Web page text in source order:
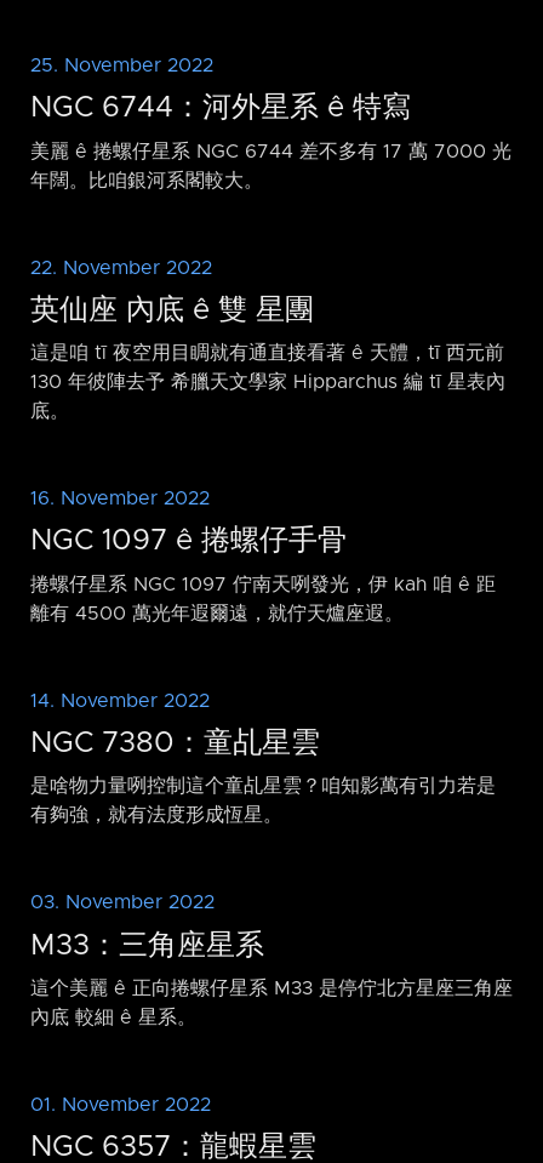
25. November 2022
NGC 6744：河外星系 ê 特寫
美麗 ê 捲螺仔星系 NGC 6744 差不多有 17 萬 7000 光
年闊。比咱銀河系閣較大。
22. November 2022
英仙座 內底 ê 雙 星團
這是咱 tī 夜空用目睭就有通直接看著 ê 天體，tī 西元前
130 年彼陣去予 希臘天文學家 Hipparchus 編 tī 星表內
底。
16. November 2022
NGC 1097 ê 捲螺仔手骨
捲螺仔星系 NGC 1097 佇南天咧發光，伊 kah 咱 ê 距
離有 4500 萬光年遐爾遠，就佇天爐座遐。
14. November 2022
NGC 7380：童乩星雲
是啥物力量咧控制這个童乩星雲？咱知影萬有引力若是
有夠強，就有法度形成恆星。
03. November 2022
M33：三角座星系
這个美麗 ê 正向捲螺仔星系 M33 是停佇北方星座三角座
內底 較細 ê 星系。
01. November 2022
NGC 6357：龍蝦星雲